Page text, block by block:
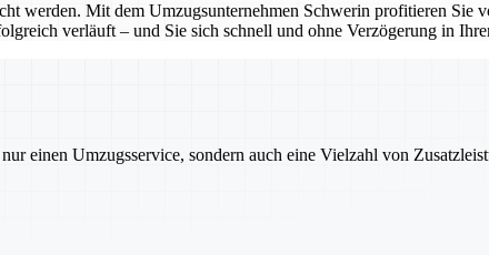
werden. Mit dem Umzugsunternehmen Schwerin profitieren Sie
verläuft – und Sie sich schnell und ohne Verzögerung in
einen Umzugsservice, sondern auch eine Vielzahl von